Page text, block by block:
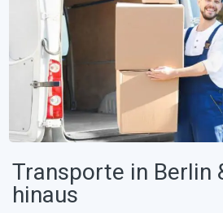
Transporte in Berlin
hinaus